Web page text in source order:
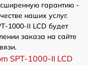
гарантию -
наших услуг.
1000-II LCD будет
заказа на сайте
SPT-1000-II LCD